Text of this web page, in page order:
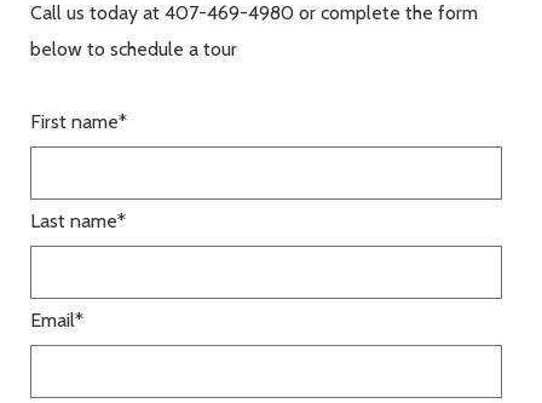
Call us today at 407-469-4980 or complete the form
below to schedule a tour
First name*
Last name*
Email*